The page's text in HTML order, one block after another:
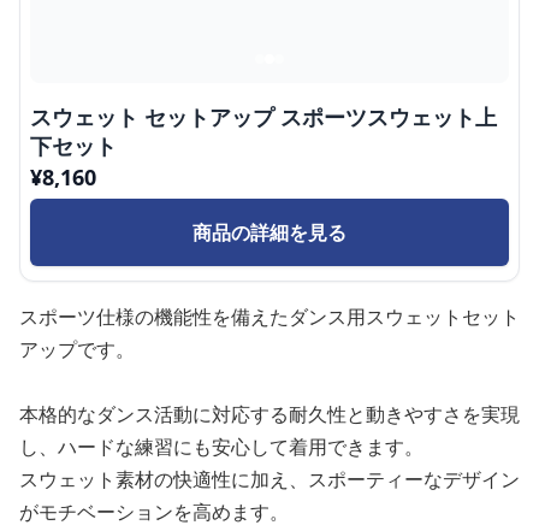
スウェット セットアップ スポーツスウェット上
下セット
¥8,160
商品の詳細を見る
スポーツ仕様の機能性を備えたダンス用スウェットセット
アップです。
本格的なダンス活動に対応する耐久性と動きやすさを実現
し、ハードな練習にも安心して着用できます。
スウェット素材の快適性に加え、スポーティーなデザイン
がモチベーションを高めます。